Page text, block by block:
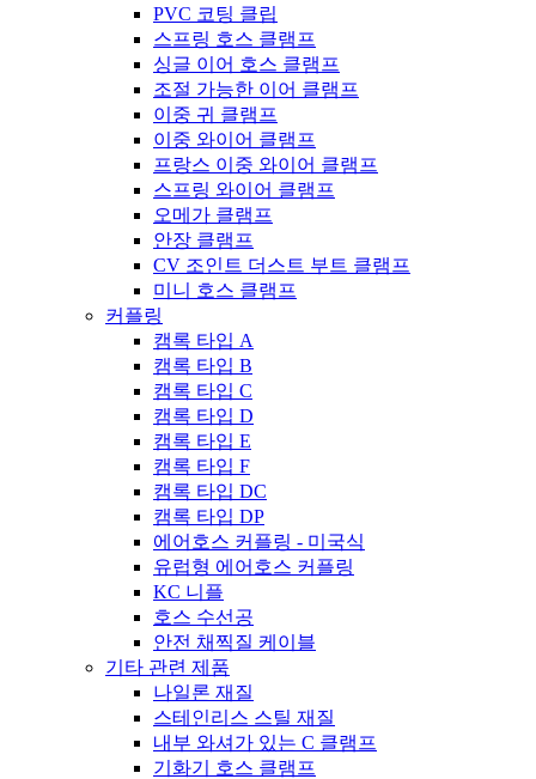
PVC 코팅 클립
스프링 호스 클램프
싱글 이어 호스 클램프
조절 가능한 이어 클램프
이중 귀 클램프
이중 와이어 클램프
프랑스 이중 와이어 클램프
스프링 와이어 클램프
오메가 클램프
안장 클램프
CV 조인트 더스트 부트 클램프
미니 호스 클램프
커플링
캠록 타입 A
캠록 타입 B
캠록 타입 C
캠록 타입 D
캠록 타입 E
캠록 타입 F
캠록 타입 DC
캠록 타입 DP
에어호스 커플링 - 미국식
유럽형 에어호스 커플링
KC 니플
호스 수선공
안전 채찍질 케이블
기타 관련 제품
나일론 재질
스테인리스 스틸 재질
내부 와셔가 있는 C 클램프
기화기 호스 클램프